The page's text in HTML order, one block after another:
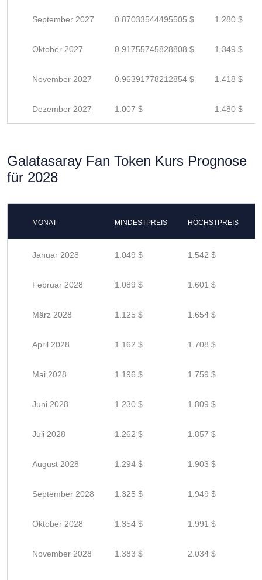
September 2027 0.87033544495505 $ 1.280 $
Oktober 2027 0.91755745828808 $ 1.349 $
November 2027 0.96391778212854 $ 1.418 $
Dezember 2027 1.007 $ 1.480 $
Galatasaray Fan Token Kurs Prognose
für 2028
MONAT MINDESTPREIS HÖCHSTPREIS
Januar 2028 1.049 $ 1.542 $
Februar 2028 1.089 $ 1.601 $
März 2028 1.125 $ 1.654 $
April 2028 1.162 $ 1.708 $
Mai 2028 1.196 $ 1.759 $
Juni 2028 1.230 $ 1.809 $
Juli 2028 1.262 $ 1.857 $
August 2028 1.294 $ 1.903 $
September 2028 1.325 $ 1.949 $
Oktober 2028 1.354 $ 1.991 $
November 2028 1.383 $ 2.034 $